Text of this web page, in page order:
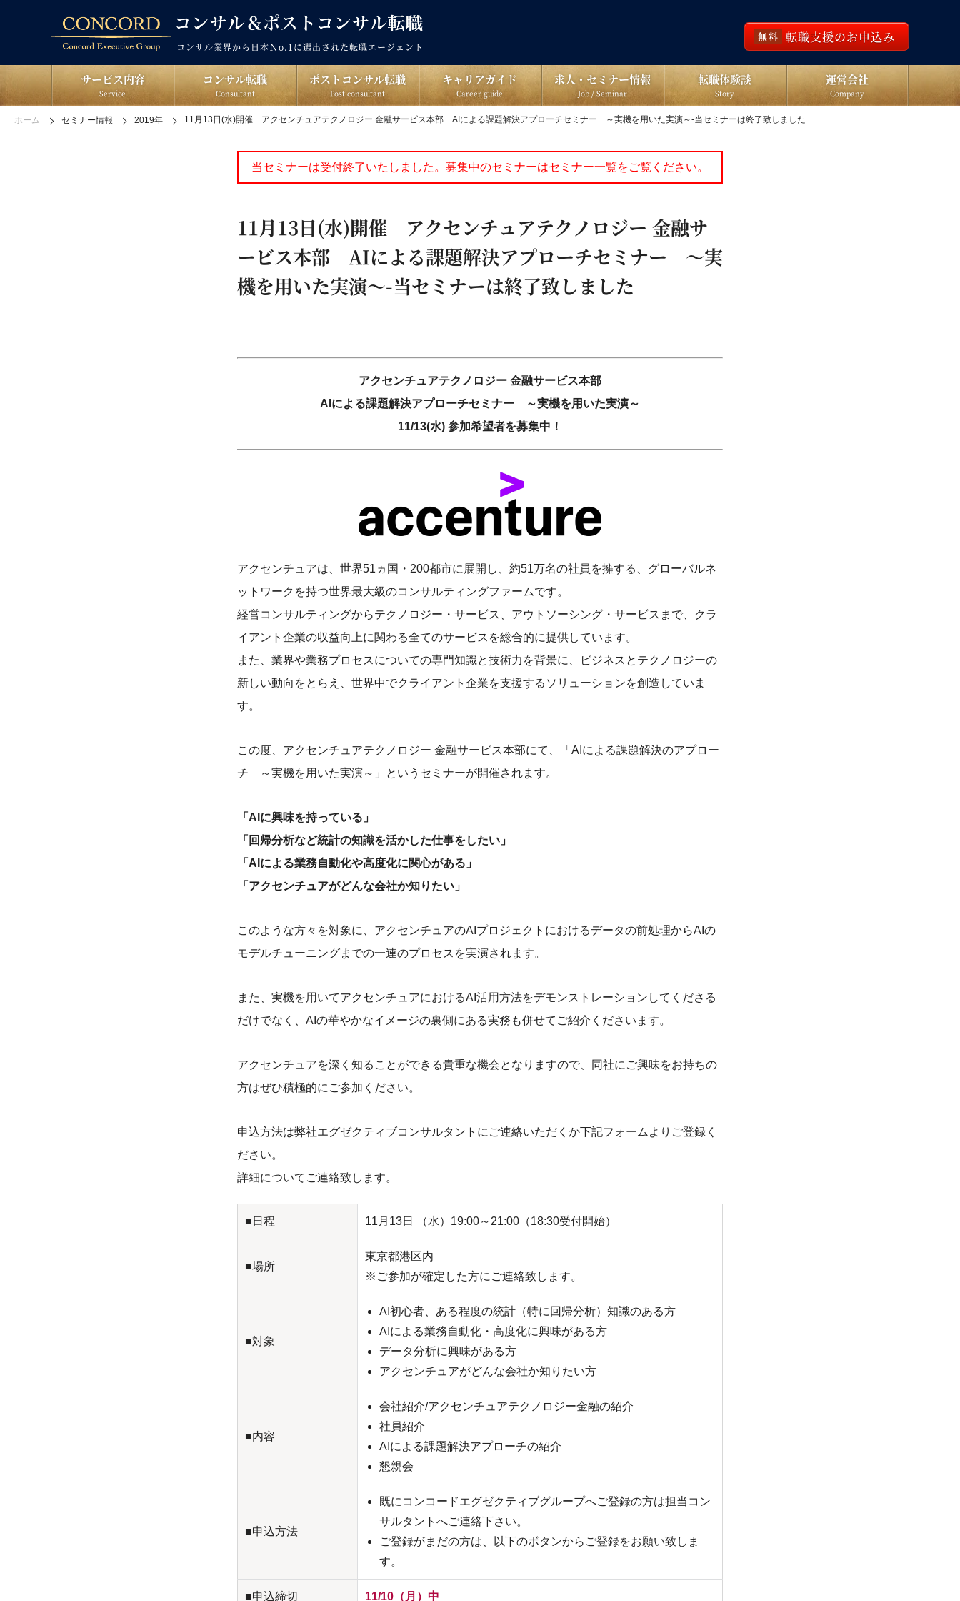
コンサル業界から日本Ｎo.1に選出された転職エージェント
無料 転職支援のお申込み
サービス内容
Service
コンサル転職
Consultant
ポストコンサル転職
Post consultant
キャリアガイド
Career guide
求人・セミナー情報
Job / Seminar
転職体験談
Story
運営会社
Company
ホーム セミナー情報 2019年 11月13日(水)開催 アクセンチュアテクノロジー 金融サービス本部 AIによる課題解決アプローチセミナー ～実機を用いた実演～-当セミナーは終了致しました
当セミナーは受付終了いたしました。募集中のセミナーはセミナー一覧をご覧ください。
11月13日(水)開催 アクセンチュアテクノロジー 金融サ
ービス本部 AIによる課題解決アプローチセミナー ～実
機を用いた実演～-当セミナーは終了致しました
アクセンチュアテクノロジー 金融サービス本部
AIによる課題解決アプローチセミナー ～実機を用いた実演～
11/13(水) 参加希望者を募集中！
アクセンチュアは、世界51ヵ国・200都市に展開し、約51万名の社員を擁する、グローバルネ
ットワークを持つ世界最大級のコンサルティングファームです。
経営コンサルティングからテクノロジー・サービス、アウトソーシング・サービスまで、クラ
イアント企業の収益向上に関わる全てのサービスを総合的に提供しています。
また、業界や業務プロセスについての専門知識と技術力を背景に、ビジネスとテクノロジーの
新しい動向をとらえ、世界中でクライアント企業を支援するソリューションを創造していま
す。
この度、アクセンチュアテクノロジー 金融サービス本部にて、「AIによる課題解決のアプロー
チ ～実機を用いた実演～」というセミナーが開催されます。
「AIに興味を持っている」
「回帰分析など統計の知識を活かした仕事をしたい」
「AIによる業務自動化や高度化に関心がある」
「アクセンチュアがどんな会社か知りたい」
このような方々を対象に、アクセンチュアのAIプロジェクトにおけるデータの前処理からAIの
モデルチューニングまでの一連のプロセスを実演されます。
また、実機を用いてアクセンチュアにおけるAI活用方法をデモンストレーションしてくださる
だけでなく、AIの華やかなイメージの裏側にある実務も併せてご紹介くださいます。
アクセンチュアを深く知ることができる貴重な機会となりますので、同社にご興味をお持ちの
方はぜひ積極的にご参加ください。
申込方法は弊社エグゼクティブコンサルタントにご連絡いただくか下記フォームよりご登録く
ださい。
詳細についてご連絡致します。
■日程 11月13日 （水）19:00～21:00（18:30受付開始）
■場所
東京都港区内
※ご参加が確定した方にご連絡致します。
■対象
AI初心者、ある程度の統計（特に回帰分析）知識のある方
AIによる業務自動化・高度化に興味がある方
データ分析に興味がある方
アクセンチュアがどんな会社か知りたい方
■内容
会社紹介/アクセンチュアテクノロジー金融の紹介
社員紹介
AIによる課題解決アプローチの紹介
懇親会
■申込方法
既にコンコードエグゼクティブグループへご登録の方は担当コン
サルタントへご連絡下さい。
ご登録がまだの方は、以下のボタンからご登録をお願い致しま
す。
■申込締切 11/10（月）中